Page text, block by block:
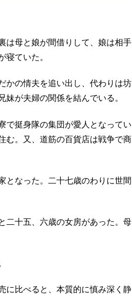
は母と娘が間借りして、娘は相手
寝ていた。
かの情夫を追い出し、代わりは坊
が夫婦の関係を結んでいる。
で挺身隊の集団が愛人となってい
む。又、道筋の百貨店は戦争で商
となった。二十七歳のわりに世間
二十五、六歳の女房があった。母
に比べると、本質的に慎み深く静